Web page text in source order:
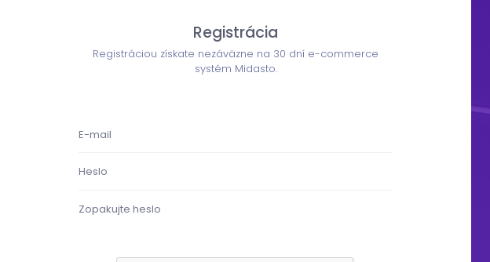
Registrácia
Registráciou získate nezáväzne na 30 dní e-commerce
systém Midasto.